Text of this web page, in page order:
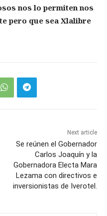
nos lo permiten nos
pero que sea Xlalibre
Next article
Se reúnen el Gobernador
Carlos Joaquín y la
Gobernadora Electa Mara
Lezama con directivos e
inversionistas de Iverotel.